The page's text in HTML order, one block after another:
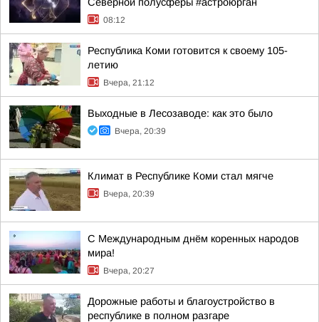
08:12
Республика Коми готовится к своему 105-
летию
Вчера, 21:12
Выходные в Лесозаводе: как это было
Вчера, 20:39
Климат в Республике Коми стал мягче
Вчера, 20:39
С Международным днём коренных народов
мира!
Вчера, 20:27
Дорожные работы и благоустройство в
республике в полном разгаре